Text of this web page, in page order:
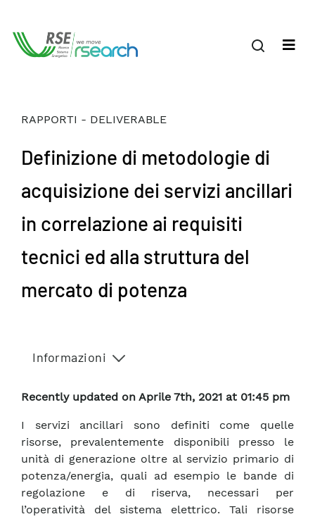
RAPPORTI - DELIVERABLE
Definizione di metodologie di
acquisizione dei servizi ancillari
in correlazione ai requisiti
tecnici ed alla struttura del
mercato di potenza
Informazioni
Recently updated on Aprile 7th, 2021 at 01:45 pm
I servizi ancillari sono definiti come quelle
risorse, prevalentemente disponibili presso le
unità di generazione oltre al servizio primario di
potenza/energia, quali ad esempio le bande di
regolazione e di riserva, necessari per
l’operatività del sistema elettrico. Tali risorse